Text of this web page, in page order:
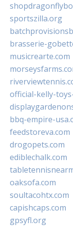
sportszilla.org
brasserie-
musicrearte.com
official-kelly-
bbq-empire-
feedstoreva.com
drogopets.com
ediblechalk.com
oaksofa.com
soultacohtx.com
capishcaps.com
gpsyfl.org